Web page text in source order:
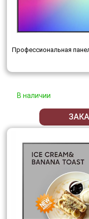
Профессиональная
В наличии